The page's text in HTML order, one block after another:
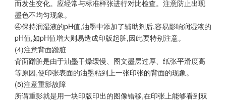
而发生变化。应经常与标准样张进行对比检查。注意防止出现
墨色不均匀现象。
④保持润湿液的pH值,油墨中添加了辅助剂后,容易影响润湿液的
pH值,如pH值增大则易造成印版起脏,因此要特别注意。
(4)注意背面蹭脏
背面蹭脏是由于油墨干燥缓慢、图文墨层过厚、纸张平滑度高
等原因,使印张表面的油墨粘到上一张印张的背面的现象。
(5)注意重影故障
所谓重影就是用一块印版印出的图像错移,在印张上能够看到双